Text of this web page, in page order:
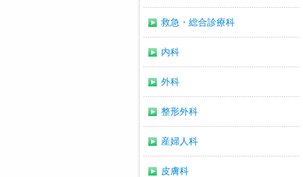
救急・総合診療科
内科
外科
整形外科
産婦人科
皮膚科